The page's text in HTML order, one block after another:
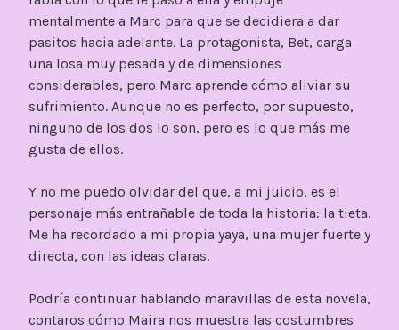
mentalmente a Marc para que se decidiera a dar
pasitos hacia adelante. La protagonista, Bet, carga
una losa muy pesada y de dimensiones
considerables, pero Marc aprende cómo aliviar su
sufrimiento. Aunque no es perfecto, por supuesto,
ninguno de los dos lo son, pero es lo que más me
gusta de ellos.
Y no me puedo olvidar del que, a mi juicio, es el
personaje más entrañable de toda la historia: la tieta.
Me ha recordado a mi propia yaya, una mujer fuerte y
directa, con las ideas claras.
Podría continuar hablando maravillas de esta novela,
contaros cómo Maira nos muestra las costumbres